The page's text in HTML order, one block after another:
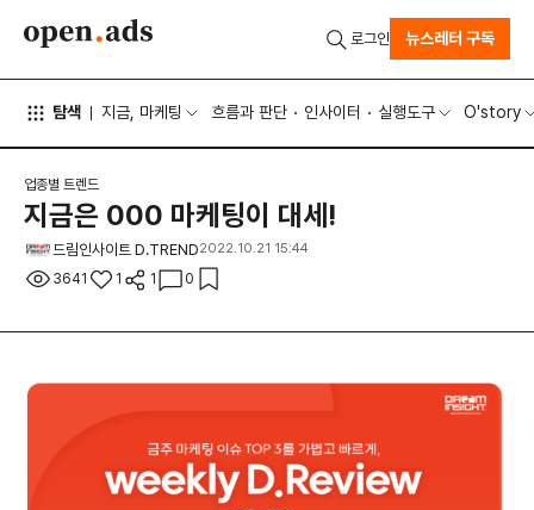
탐색 지금, 마케팅 흐름과 판단 인사이터 실행도구 O'story
로그인 뉴스레터 구독
업종별 트렌드
지금은 000 마케팅이 대세!
드림인사이트 D.TREND2022.10.21 15:44
3641 1 1 0